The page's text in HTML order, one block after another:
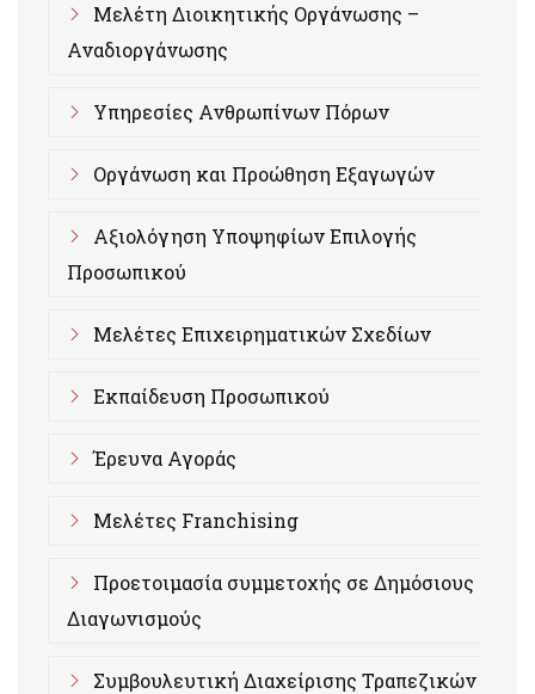
Μελέτη Διοικητικής Οργάνωσης –
Αναδιοργάνωσης
Υπηρεσίες Ανθρωπίνων Πόρων
Οργάνωση και Προώθηση Εξαγωγών
Αξιολόγηση Υποψηφίων Επιλογής
Προσωπικού
Μελέτες Επιχειρηματικών Σχεδίων
Εκπαίδευση Προσωπικού
Έρευνα Αγοράς
Μελέτες Franchising
Προετοιμασία συμμετοχής σε Δημόσιους
Διαγωνισμούς
Συμβουλευτική Διαχείρισης Τραπεζικών